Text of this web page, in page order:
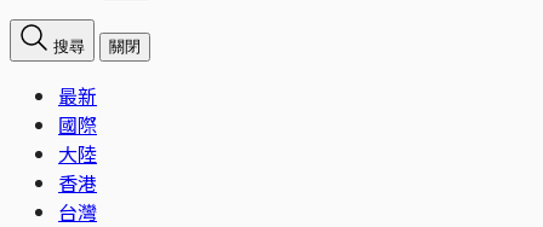
搜尋 關閉
最新
國際
大陸
香港
台灣